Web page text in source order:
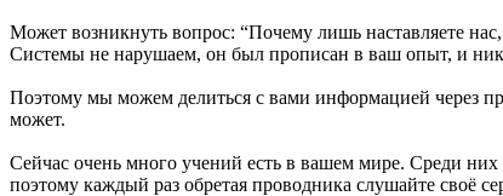
Может возникнуть вопрос: “Почему лишь наставляете
Системы не нарушаем, он был прописан в ваш опыт, и
Поэтому мы можем делиться c вами информацией через
может.
Сейчас очень много учений есть в вашем мире. Среди
поэтому каждый раз обретая проводника слушайте своё